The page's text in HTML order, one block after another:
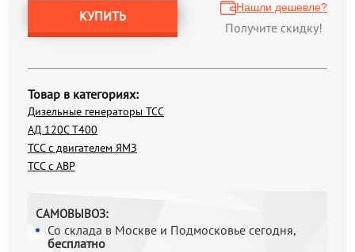
КУПИТЬ
Нашли дешевле?
Получите скидку!
Товар в категориях:
Дизельные генераторы ТСС
АД 120С Т400
ТСС с двигателем ЯМЗ
ТСС с АВР
САМОВЫВОЗ:
Со склада в Москве и Подмосковье сегодня,
бесплатно